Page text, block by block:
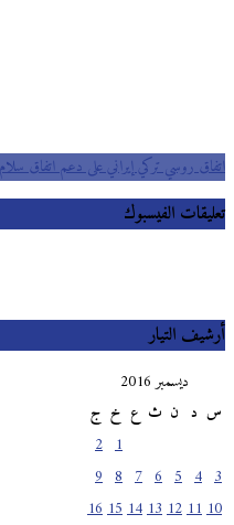
اتفاق روسي تركي إيراني على دعم اتفاق
تعليقات الفيسبوك
أرشيف التيار
ديسمبر 2016
س
ث خ ج
10
11
12
13
14
15
16